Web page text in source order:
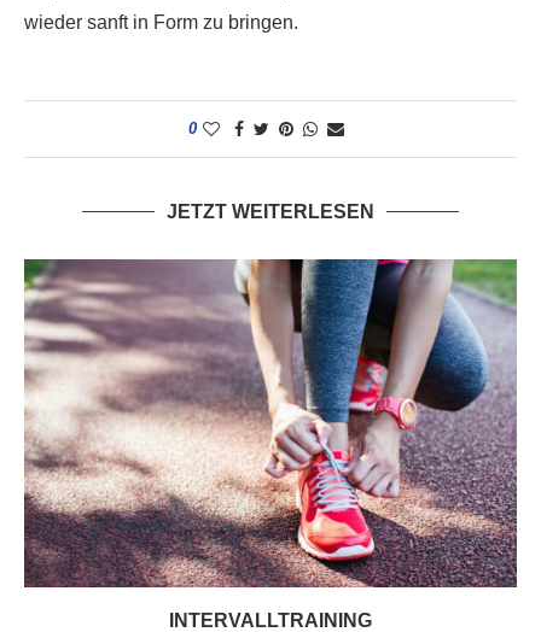
wieder sanft in Form zu bringen.
0
JETZT WEITERLESEN
INTERVALLTRAINING